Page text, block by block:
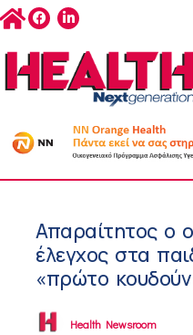
Απαραίτητος ο
έλεγχος στα
«πρώτο
Health Newsroom